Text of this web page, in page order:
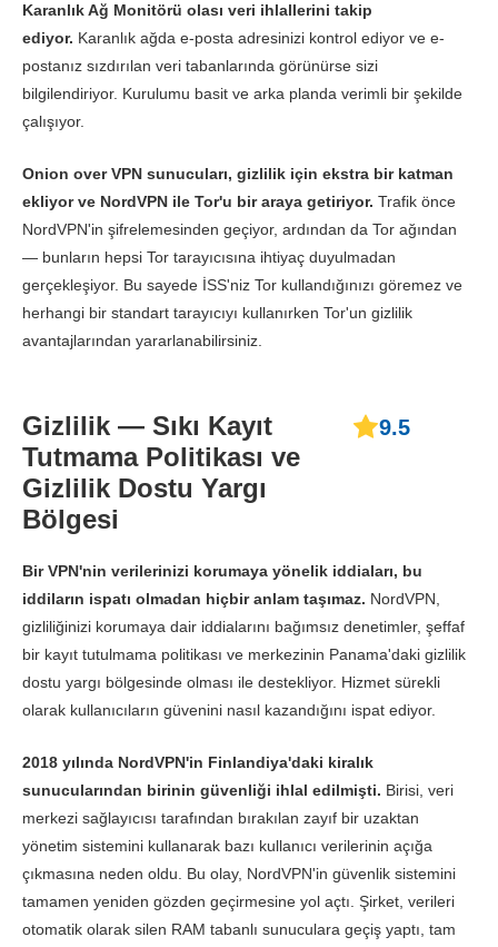
Karanlık Ağ Monitörü olası veri ihlallerini takip
ediyor. Karanlık ağda e-posta adresinizi kontrol ediyor ve e-
postanız sızdırılan veri tabanlarında görünürse sizi
bilgilendiriyor. Kurulumu basit ve arka planda verimli bir şekilde
çalışıyor.
Onion over VPN sunucuları, gizlilik için ekstra bir katman
ekliyor ve NordVPN ile Tor'u bir araya getiriyor. Trafik önce
NordVPN'in şifrelemesinden geçiyor, ardından da Tor ağından
— bunların hepsi Tor tarayıcısına ihtiyaç duyulmadan
gerçekleşiyor. Bu sayede İSS'niz Tor kullandığınızı göremez ve
herhangi bir standart tarayıcıyı kullanırken Tor'un gizlilik
avantajlarından yararlanabilirsiniz.
Gizlilik — Sıkı Kayıt
Tutmama Politikası ve
Gizlilik Dostu Yargı
Bölgesi
9.5
Bir VPN'nin verilerinizi korumaya yönelik iddiaları, bu
iddiların ispatı olmadan hiçbir anlam taşımaz. NordVPN,
gizliliğinizi korumaya dair iddialarını bağımsız denetimler, şeffaf
bir kayıt tutulmama politikası ve merkezinin Panama'daki gizlilik
dostu yargı bölgesinde olması ile destekliyor. Hizmet sürekli
olarak kullanıcıların güvenini nasıl kazandığını ispat ediyor.
2018 yılında NordVPN'in Finlandiya'daki kiralık
sunucularından birinin güvenliği ihlal edilmişti. Birisi, veri
merkezi sağlayıcısı tarafından bırakılan zayıf bir uzaktan
yönetim sistemini kullanarak bazı kullanıcı verilerinin açığa
çıkmasına neden oldu. Bu olay, NordVPN'in güvenlik sistemini
tamamen yeniden gözden geçirmesine yol açtı. Şirket, verileri
otomatik olarak silen RAM tabanlı sunuculara geçiş yaptı, tam